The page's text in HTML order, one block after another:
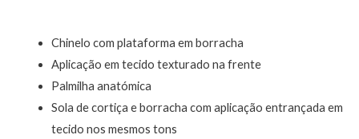
Chinelo com plataforma em borracha
Aplicação em tecido texturado na frente
Palmilha anatómica
Sola de cortiça e borracha com aplicação entrançada em
tecido nos mesmos tons